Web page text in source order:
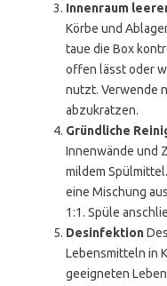
Innenraum
Körbe und
taue die Box
offen lässt oder
nutzt. Verwende
abzukratzen.
Gründliche
Innenwände und
mildem
eine Mischung
1:1. Spüle
Desinfektion
Lebensmitteln in
geeigneten